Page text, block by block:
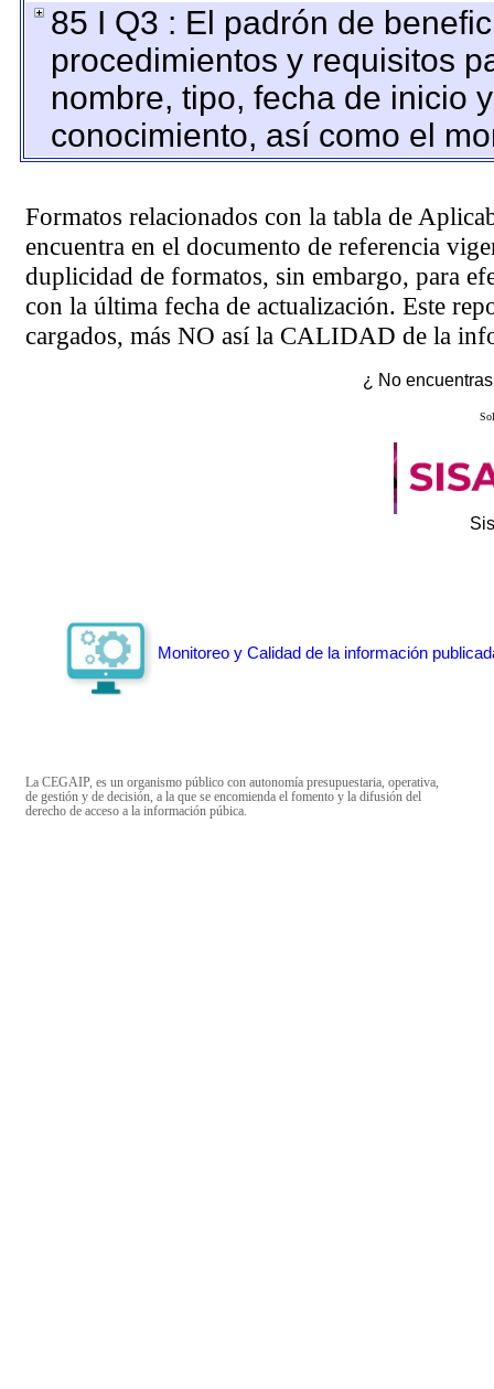
85 I Q3 : El padrón de
procedimientos y requisitos
nombre, tipo, fecha de inicio
conocimiento, así como el
Formatos relacionados con la tabla de
encuentra en el documento de referencia
duplicidad de formatos, sin embargo, para
con la última fecha de actualización. Este
cargados, más NO así la CALIDAD de la
¿ No
Monitoreo y Calidad de la información
La CEGAIP, es un organismo público con autonomía presupuestaria, operativa,
de gestión y de decisión, a la que se encomienda el fomento y la difusión del
derecho de acceso a la información púbica.